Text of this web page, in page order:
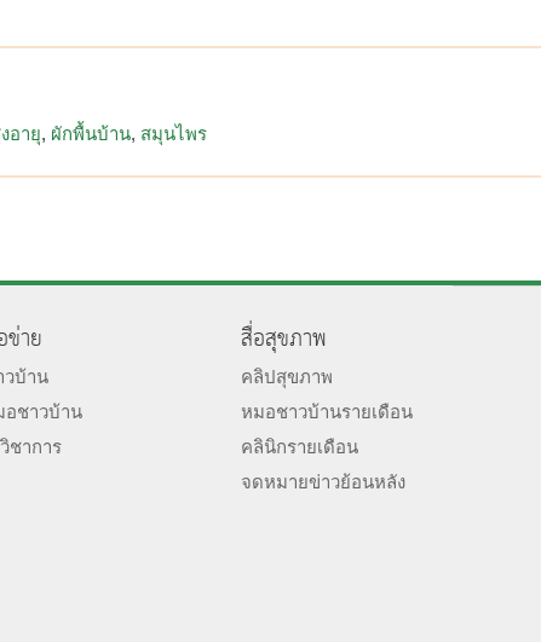
อายุ ผักพื้นบ้าน สมุนไพร
ข่าย
บ้าน
ชาวบ้าน
ชาการ
สื่อสุขภาพ
คลิปสุขภาพ
หมอชาวบ้านรายเดือน
คลินิกรายเดือน
จดหมายข่าวย้อนหลัง